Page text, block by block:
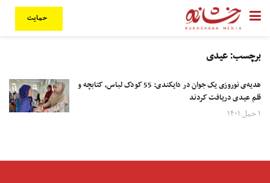
حمایت
برچسب:عیدی
هدیه‌ی نوروزی یک جوان در دایکندی: 55 کودک لباس، کتابچه و
قلم عیدی دریافت کردند
۱ حمل ۱۴۰۱